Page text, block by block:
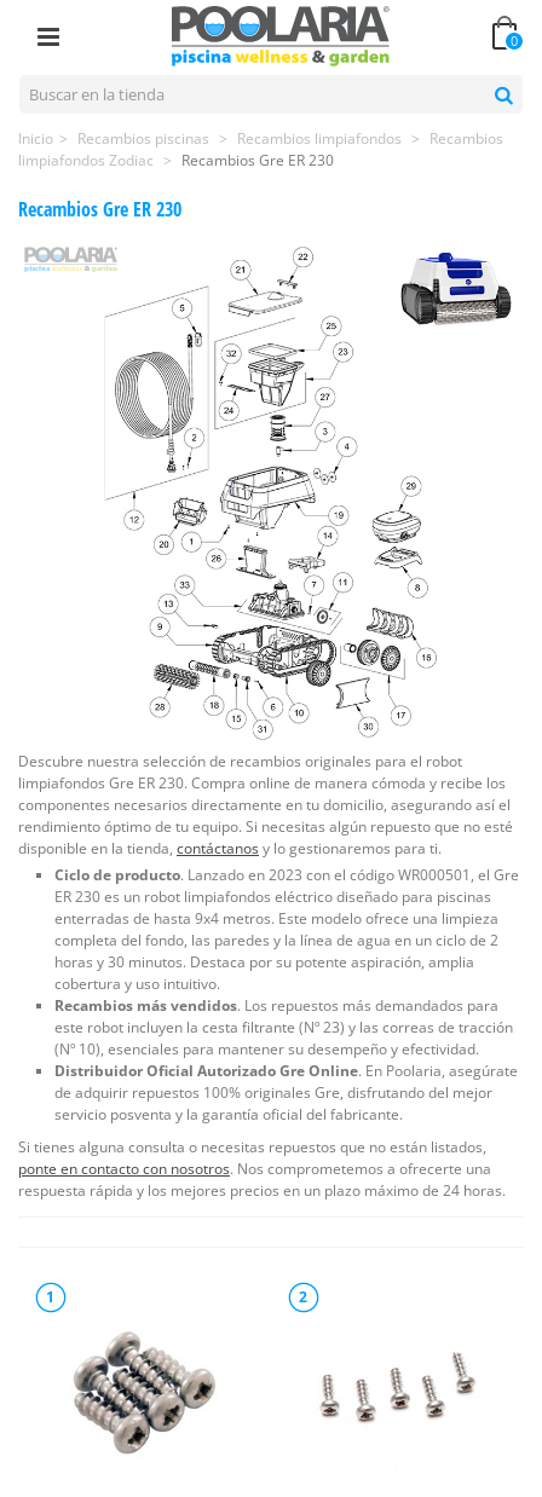
0
Inicio > Recambios piscinas > Recambios limpiafondos > Recambios
limpiafondos Zodiac > Recambios Gre ER 230
Recambios Gre ER 230
Descubre nuestra selección de recambios originales para el robot
limpiafondos Gre ER 230. Compra online de manera cómoda y recibe los
componentes necesarios directamente en tu domicilio, asegurando así el
rendimiento óptimo de tu equipo. Si necesitas algún repuesto que no esté
disponible en la tienda, contáctanosy lo gestionaremos para ti.
Ciclo de producto. Lanzado en 2023 con el código WR000501, el Gre
ER 230 es un robot limpiafondos eléctrico diseñado para piscinas
enterradas de hasta 9x4 metros. Este modelo ofrece una limpieza
completa del fondo, las paredes y la línea de agua en un ciclo de 2
horas y 30 minutos. Destaca por su potente aspiración, amplia
cobertura y uso intuitivo.
Recambios más vendidos. Los repuestos más demandados para
este robot incluyen la cesta filtrante (Nº 23) y las correas de tracción
(Nº 10), esenciales para mantener su desempeño y efectividad.
Distribuidor Oficial Autorizado Gre Online. En Poolaria, asegúrate
de adquirir repuestos 100% originales Gre, disfrutando del mejor
servicio posventa y la garantía oficial del fabricante.
Si tienes alguna consulta o necesitas repuestos que no están listados,
ponte en contacto con nosotros. Nos comprometemos a ofrecerte una
respuesta rápida y los mejores precios en un plazo máximo de 24 horas.
1 2